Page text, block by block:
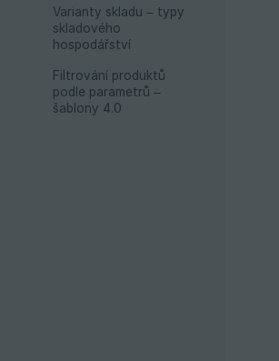
Varianty skladu – typy
skladového
hospodářství
Filtrování produktů
podle parametrů –
šablony 4.0